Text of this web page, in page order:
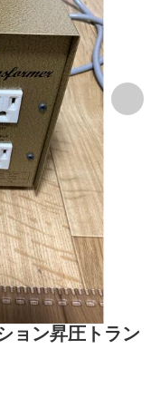
ン昇圧トラン